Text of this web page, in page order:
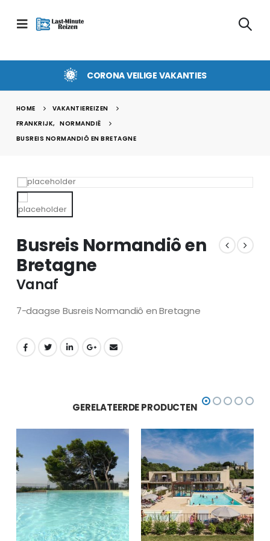
CORONA VEILIGE VAKANTIES
HOME
VAKANTIEREIZEN
FRANKRIJK,
NORMANDIË
BUSREIS NORMANDIÔ EN BRETAGNE
Busreis Normandiô en
Bretagne
Vanaf
7-daagse Busreis Normandiô en Bretagne
GERELATEERDE PRODUCTEN